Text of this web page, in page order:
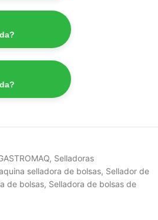
, Selladoras
selladora de bolsas, Sellador de
de bolsas, Selladora de bolsas de